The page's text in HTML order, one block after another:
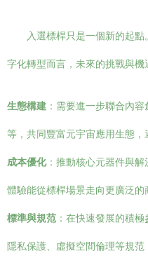
入選標桿只是一個新的起
字化轉型而言，未來的挑戰與機
生態構建 ：需要進一步聯合內
等，共同豐富元宇宙應用生態，
成本優化：推動核心元器件與
體驗能從標桿場景走向更廣泛的
標準與規范 ：在快速發展的積
隱私保護、虛擬空間倫理等規范